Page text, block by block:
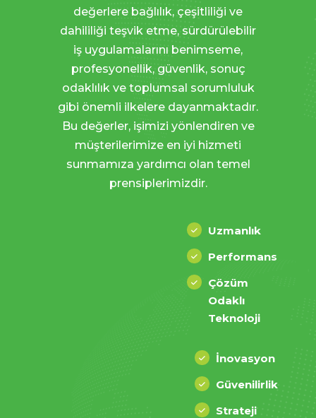
değerlere bağlılık, çeşitliliği ve
dahililiği teşvik etme, sürdürülebilir
iş uygulamalarını benimseme,
profesyonellik, güvenlik, sonuç
odaklılık ve toplumsal sorumluluk
gibi önemli ilkelere dayanmaktadır.
Bu değerler, işimizi yönlendiren ve
müşterilerimize en iyi hizmeti
sunmamıza yardımcı olan temel
prensiplerimizdir.
Uzmanlık
Performans
Çözüm
Odaklı
Teknoloji
İnovasyon
Güvenilirlik
Strateji